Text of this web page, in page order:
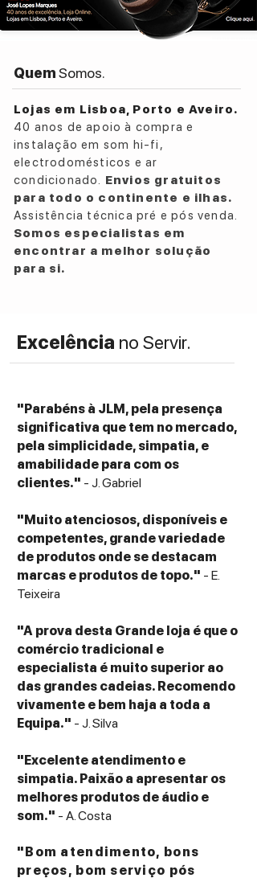
QuemSomos.
Lojas em Lisboa, Porto e Aveiro.
40 anos de apoio à compra e
instalação em som hi-fi,
electrodomésticos e ar
condicionado. Envios gratuitos
para todo o continente e ilhas.
Assistência técnica pré e pós venda.
Somos especialistas em
encontrar a melhor solução
para si.
Excelência no Servir.
"Parabéns à JLM, pela presença
significativa que tem no mercado,
pela simplicidade, simpatia, e
amabilidade para com os
clientes." - J. Gabriel
"Muito atenciosos, disponíveis e
competentes, grande variedade
de produtos onde se destacam
marcas e produtos de topo." - E.
Teixeira
"A prova desta Grande loja é que o
comércio tradicional e
especialista é muito superior ao
das grandes cadeias. Recomendo
vivamente e bem haja a toda a
Equipa." - J. Silva
"Excelente atendimento e
simpatia. Paixão a apresentar os
melhores produtos de áudio e
som." - A. Costa
"Bom atendimento, bons
preços, bom serviço pós